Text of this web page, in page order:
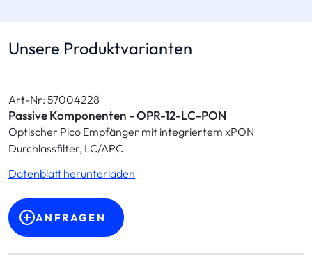
Unsere Produktvarianten
Art-Nr: 57004228
Passive Komponenten - OPR-12-LC-PON
Optischer Pico Empfänger mit integriertem xPON
Durchlassfilter, LC/APC
Datenblatt herunterladen
ANFRAGEN